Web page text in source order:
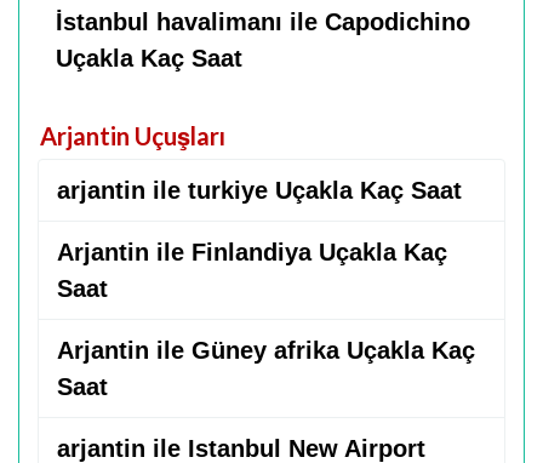
İstanbul havalimanı ile Capodichino
Uçakla Kaç Saat
Arjantin Uçuşları
arjantin ile turkiye Uçakla Kaç Saat
Arjantin ile Finlandiya Uçakla Kaç
Saat
Arjantin ile Güney afrika Uçakla Kaç
Saat
arjantin ile Istanbul New Airport